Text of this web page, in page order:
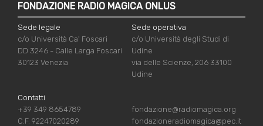
FONDAZIONE RADIO MAGICA ONLUS
Sede legale
c/o Università Ca' Foscari
DD 3246 - Calle Larga Foscari
30123 Venezia
Sede operativa
c/o Università degli Studi di
Udine
via delle Scienze, 206 33100
Udine
Contatti
+39 349 8654789
C.F. 92247020289
fondazione@radiomagica.org
fondazioneradiomagica@pec.it